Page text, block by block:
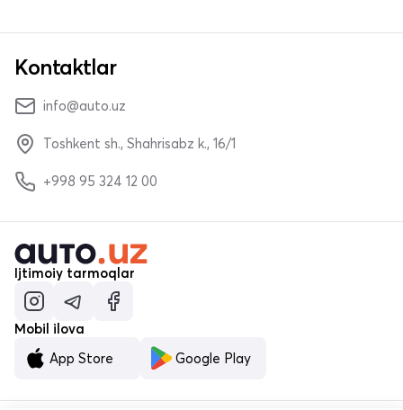
Kontaktlar
info@auto.uz
Toshkent sh., Shahrisabz k., 16/1
+998 95 324 12 00
Ijtimoiy tarmoqlar
Mobil ilova
App Store
Google Play